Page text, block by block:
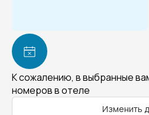
К сожалению, в выбранные
номеров в отеле
Изменить